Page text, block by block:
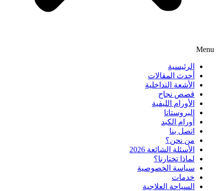
Menu
الرئيسية
أحدث المقالات
الأشعة التداخلية
قصص نجاح
الأورام الليفية
البروستاتا
أورام الكبد
اتصل بنا
من نحن؟
الأسئلة الشائعة 2026
لماذا تختارنا؟
سياسة الخصوصية
خدمات
السياحة العلاجية